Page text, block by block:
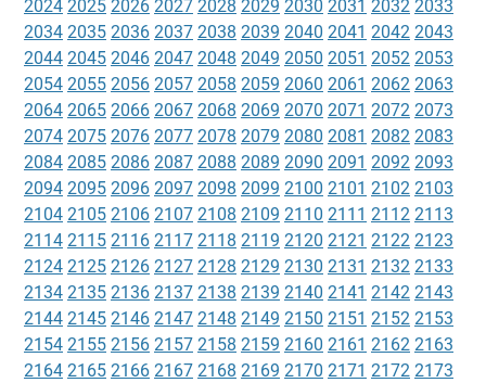
2024 2025 2026 2027 2028 2029 2030 2031 2032 2033
2034 2035 2036 2037 2038 2039 2040 2041 2042 2043
2044 2045 2046 2047 2048 2049 2050 2051 2052 2053
2054 2055 2056 2057 2058 2059 2060 2061 2062 2063
2064 2065 2066 2067 2068 2069 2070 2071 2072 2073
2074 2075 2076 2077 2078 2079 2080 2081 2082 2083
2084 2085 2086 2087 2088 2089 2090 2091 2092 2093
2094 2095 2096 2097 2098 2099 2100 2101 2102 2103
2104 2105 2106 2107 2108 2109 2110 2111 2112 2113
2114 2115 2116 2117 2118 2119 2120 2121 2122 2123
2124 2125 2126 2127 2128 2129 2130 2131 2132 2133
2134 2135 2136 2137 2138 2139 2140 2141 2142 2143
2144 2145 2146 2147 2148 2149 2150 2151 2152 2153
2154 2155 2156 2157 2158 2159 2160 2161 2162 2163
2164 2165 2166 2167 2168 2169 2170 2171 2172 2173